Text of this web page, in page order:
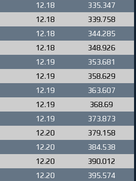
12.18
335.347
12.18
339.758
12.18
344.285
12.18
348.926
12.19
353.681
12.19
358.629
12.19
363.607
12.19
368.69
12.19
373.873
12.20
379.158
12.20
384.538
12.20
390.012
12.20
395.574